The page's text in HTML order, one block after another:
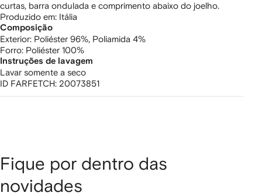
curtas, barra ondulada e comprimento abaixo do joelho.
Produzido em: Itália
Composição
Exterior: Poliéster 96%, Poliamida 4%
Forro: Poliéster 100%
Instruções de lavagem
Lavar somente a seco
ID FARFETCH: 20073851
Fique por dentro das
novidades